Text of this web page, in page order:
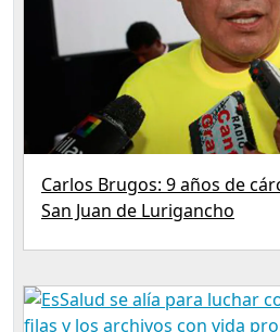
Carlos Brugos: 9 años de
San Juan de Lurigancho